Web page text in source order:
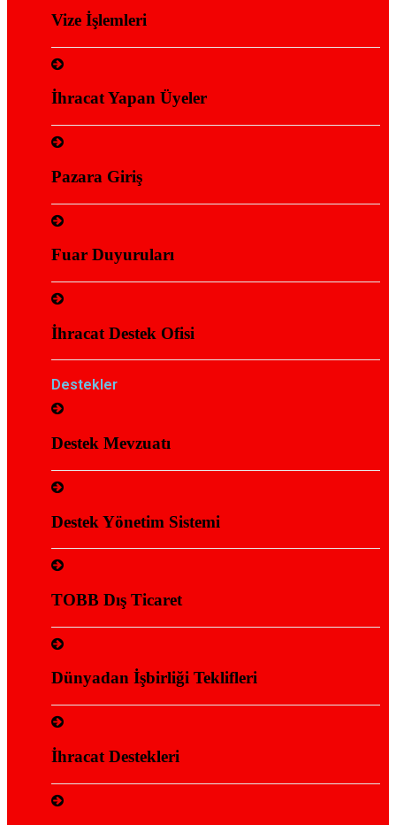
Vize İşlemleri
İhracat Yapan Üyeler
Pazara Giriş
Fuar Duyuruları
İhracat Destek Ofisi
Destekler
Destek Mevzuatı
Destek Yönetim Sistemi
TOBB Dış Ticaret
Dünyadan İşbirliği Teklifleri
İhracat Destekleri